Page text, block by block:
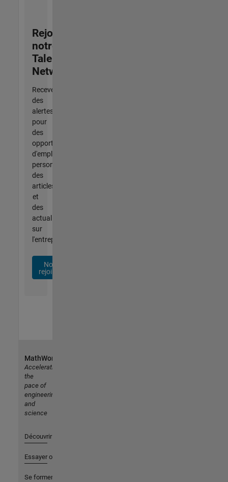
Rejoignez
notre
Talent
Network
Recevez
des
alertes
pour
des
opportunités
d'emploi
personnalisées,
des
articles
et
des
actualités
sur
l'entreprise.
Nous
rejoindre
MathWorks
Accelerating
the
pace of
engineering
and
science
Découvrir les produits
Essayer ou acheter
Se former